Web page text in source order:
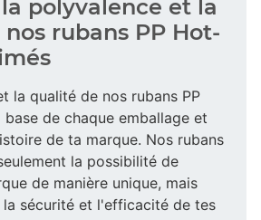
polyvalence et la
rubans PP Hot-
la qualité de nos rubans PP
de chaque emballage et
de ta marque. Nos rubans
la possibilité de
de manière unique, mais
la sécurité et l'efficacité de tes